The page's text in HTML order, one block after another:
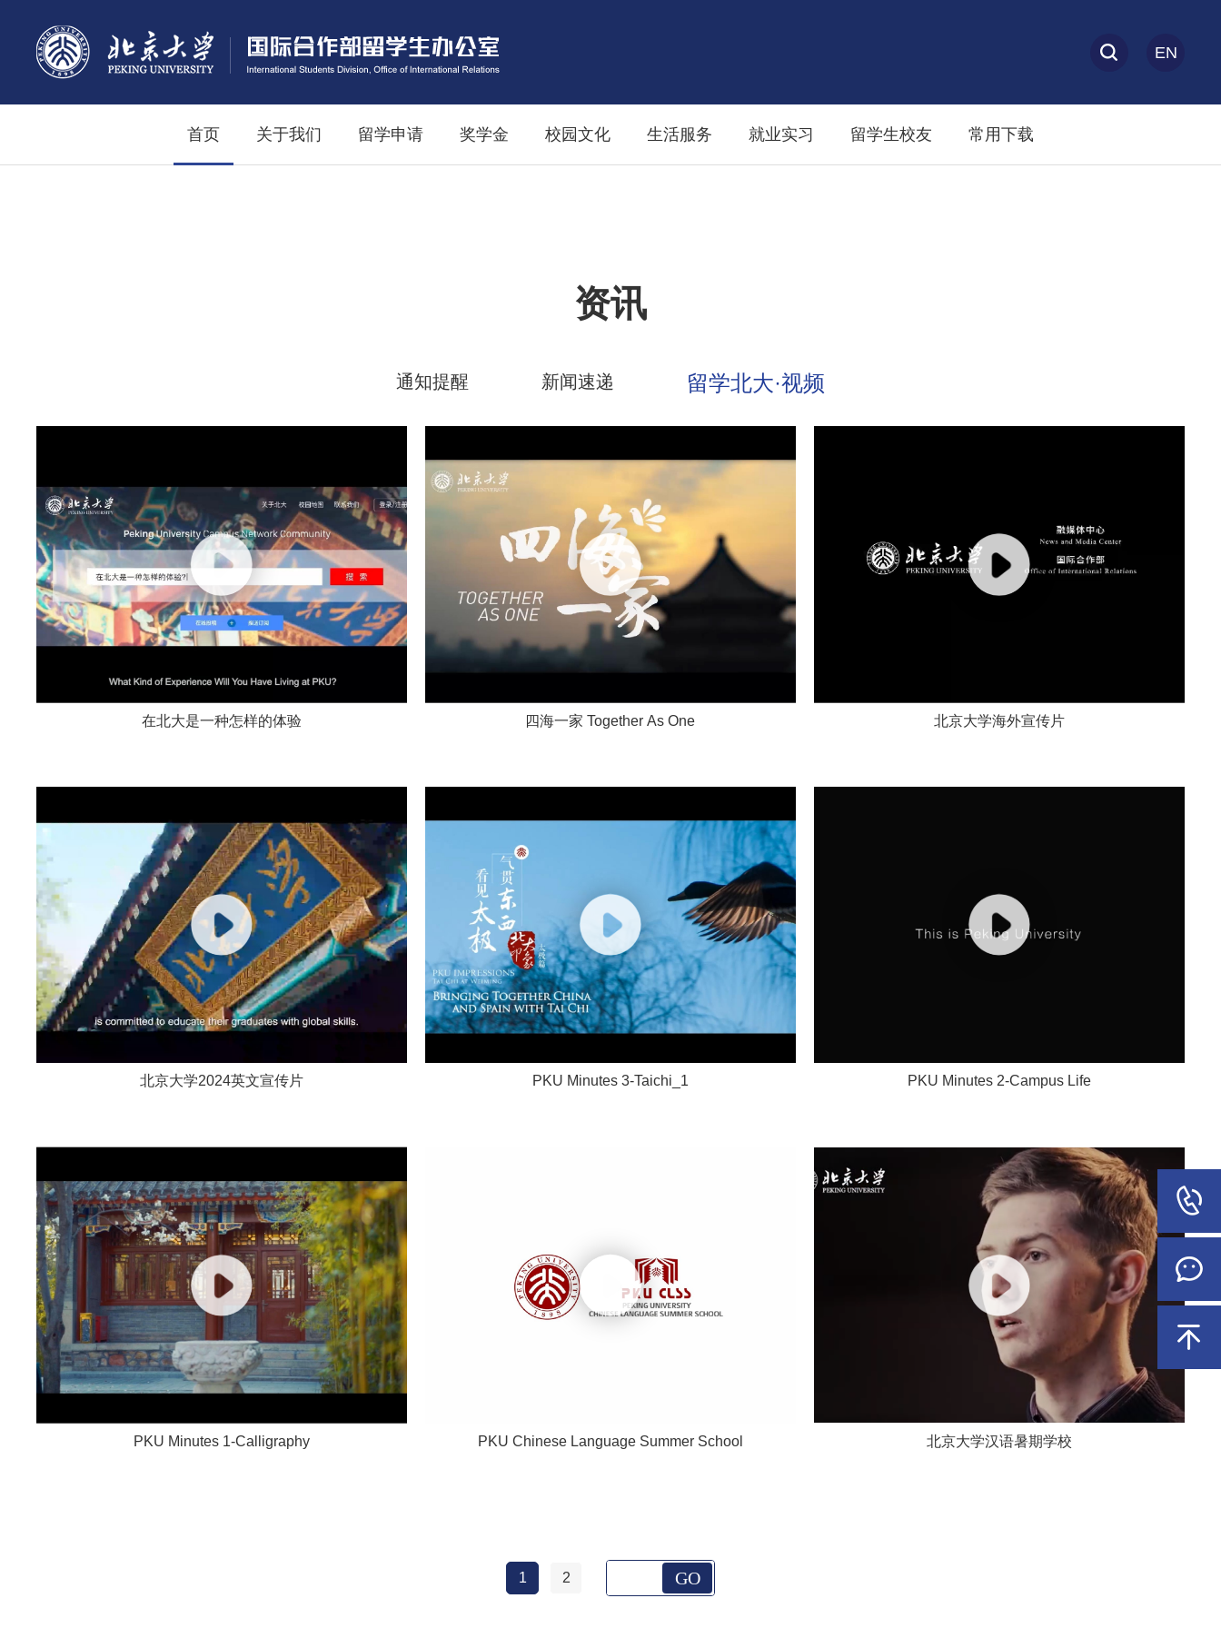
EN
首页 关于我们 留学申请 奖学金 校园文化 生活服务 就业实习 留学生校友 常用下载
资讯
通知提醒 新闻速递 留学北大·视频
在北大是一种怎样的体验 四海一家 Together As One 北京大学海外宣传片
北京大学2024英文宣传片 PKU Minutes 3-Taichi_1 PKU Minutes 2-Campus Life
PKU Minutes 1-Calligraphy PKU Chinese Language Summer School 北京大学汉语暑期学校
1 2 GO